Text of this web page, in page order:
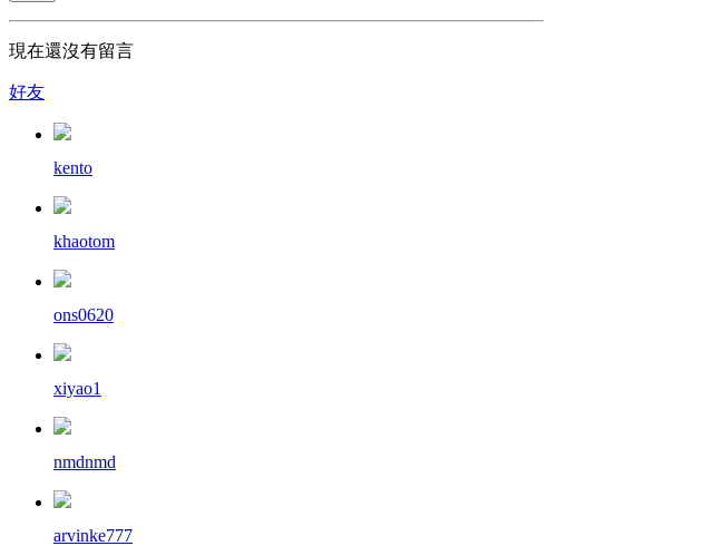
現在還沒有留言
好友
kento
khaotom
ons0620
xiyao1
nmdnmd
arvinke777